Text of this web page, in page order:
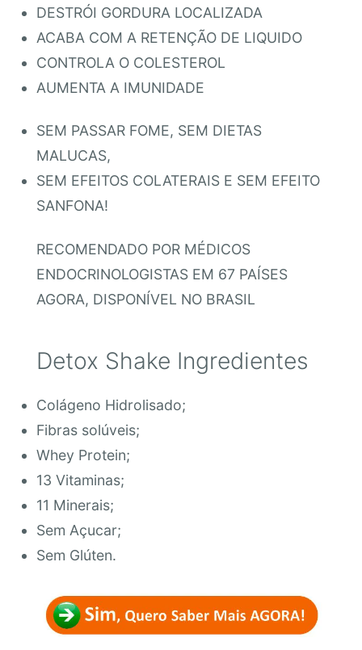
DESTRÓI GORDURA LOCALIZADA
ACABA COM A RETENÇÃO DE LIQUIDO
CONTROLA O COLESTEROL
AUMENTA A IMUNIDADE
SEM PASSAR FOME, SEM DIETAS
MALUCAS,
SEM EFEITOS COLATERAIS E SEM EFEITO
SANFONA!
RECOMENDADO POR MÉDICOS
ENDOCRINOLOGISTAS EM 67 PAÍSES
AGORA, DISPONÍVEL NO BRASIL
Detox Shake Ingredientes
Colágeno Hidrolisado;
Fibras solúveis;
Whey Protein;
13 Vitaminas;
11 Minerais;
Sem Açucar;
Sem Glúten.